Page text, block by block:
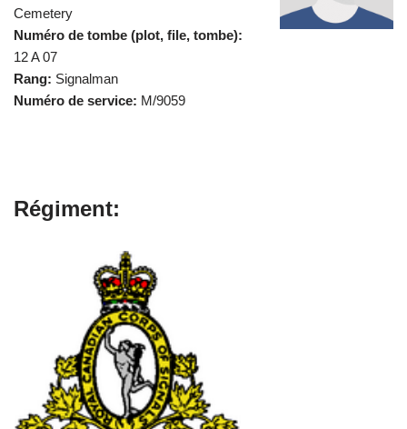
Cemetery
Numéro de tombe (plot, file, tombe):
12 A 07
Rang: Signalman
Numéro de service: M/9059
Régiment: